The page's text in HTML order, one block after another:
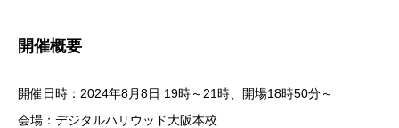
開催概要
開催日時：2024年8月8日 19時～21時、開場18時50分～
会場：デジタルハリウッド大阪本校